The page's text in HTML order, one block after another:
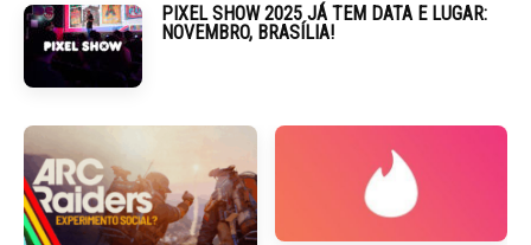
PIXEL SHOW 2025 JÁ TEM DATA E LUGAR:
NOVEMBRO, BRASÍLIA!